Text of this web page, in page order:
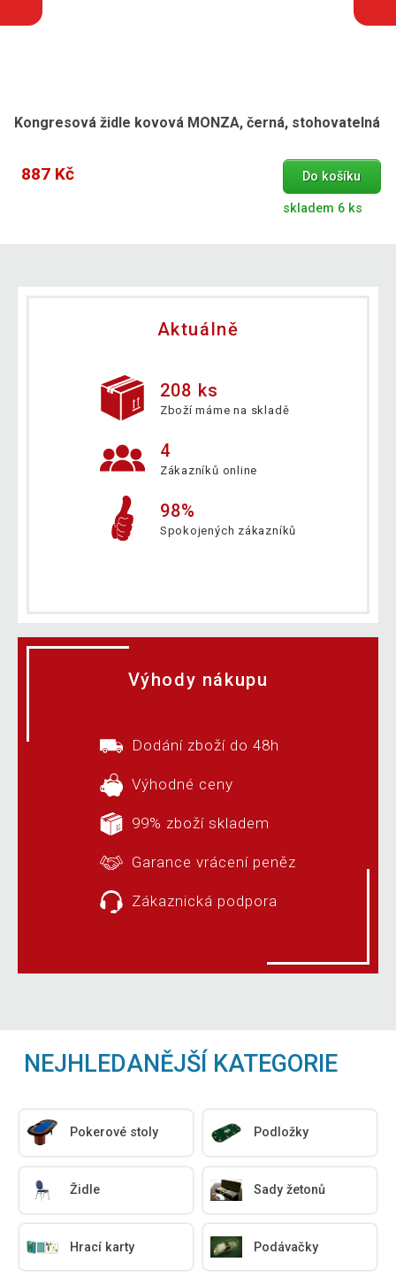
Kongresová židle kovová MONZA, černá, stohovatelná
887 Kč Do košíku
skladem 6 ks
Aktuálně
208 ks
Zboží máme na skladě
4
Zákazníků online
98%
Spokojených zákazníků
Výhody nákupu
Dodání zboží do 48h
Výhodné ceny
99% zboží skladem
Garance vrácení peněz
Zákaznická podpora
NEJHLEDANĚJŠÍ KATEGORIE
Pokerové stoly Podložky
Židle Sady žetonů
Hrací karty Podávačky